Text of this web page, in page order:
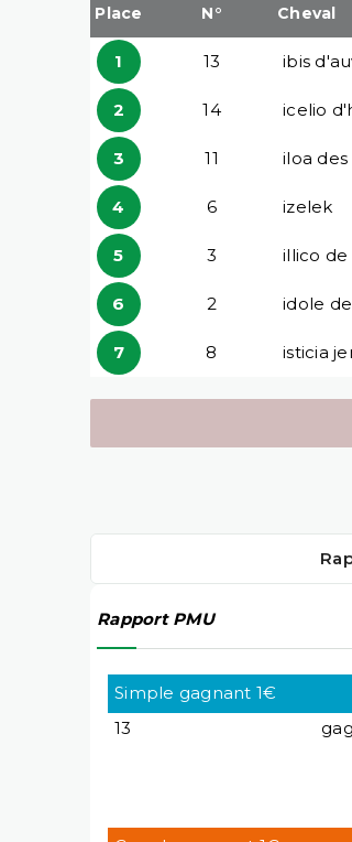
Place N° Cheval
1 13 ibis
2 14 icelio
3 11 iloa
4 6 izelek
5 3 illico
6 2 idole
7 8 isticia
Rapport PMU
Simple gagnant 1€
13